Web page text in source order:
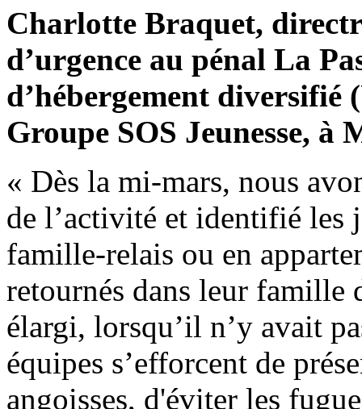
Charlotte Braquet,
d’urgence au pénal La
d’hébergement
Groupe SOS Jeunesse, à
« Dès la mi-mars, nous
de l’activité et identifié les
famille-relais ou en
retournés dans leur famille
élargi, lorsqu’il n’y avait
équipes s’efforcent de
angoisses, d'éviter les